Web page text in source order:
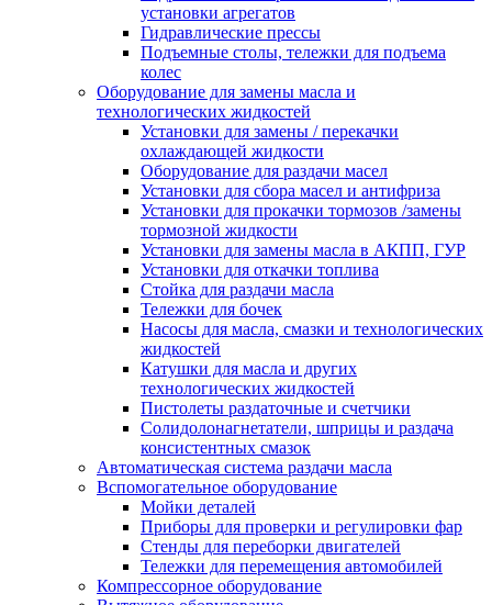
установки агрегатов
Гидравлические прессы
Подъемные столы, тележки для подъема
колес
Оборудование для замены масла и
технологических жидкостей
Установки для замены / перекачки
охлаждающей жидкости
Оборудование для раздачи масел
Установки для сбора масел и антифриза
Установки для прокачки тормозов /замены
тормозной жидкости
Установки для замены масла в АКПП, ГУР
Установки для откачки топлива
Стойка для раздачи масла
Тележки для бочек
Насосы для масла, смазки и технологических
жидкостей
Катушки для масла и других
технологических жидкостей
Пистолеты раздаточные и счетчики
Солидолонагнетатели, шприцы и раздача
консистентных смазок
Автоматическая система раздачи масла
Вспомогательное оборудование
Мойки деталей
Приборы для проверки и регулировки фар
Стенды для переборки двигателей
Тележки для перемещения автомобилей
Компрессорное оборудование